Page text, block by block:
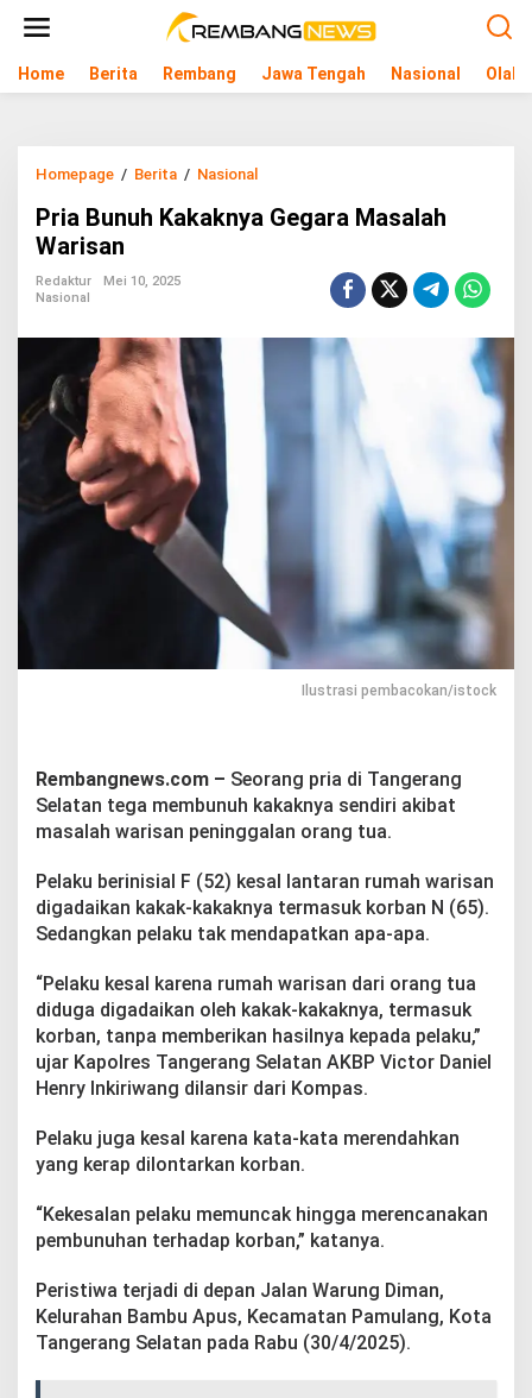
t
Home Berita Rembang Jawa Tengah Nasional
Homepage / Berita / Nasional
i
h
k
a
e
a
a
M
a
W
a
i
s
n
Pria Bunuh Kakaknya Gegara Masalah
Warisan
Redaktur
Mei 10, 2025
Nasional
Ilustrasi pembacokan/istock
Rembangnews.com – Seorang pria di Tangerang
Selatan tega membunuh kakaknya sendiri akibat
masalah warisan peninggalan orang tua.
Pelaku berinisial F (52) kesal lantaran rumah warisan
digadaikan kakak-kakaknya termasuk korban N (65).
Sedangkan pelaku tak mendapatkan apa-apa.
“Pelaku kesal karena rumah warisan dari orang tua
diduga digadaikan oleh kakak-kakaknya, termasuk
korban, tanpa memberikan hasilnya kepada pelaku,”
ujar Kapolres Tangerang Selatan AKBP Victor Daniel
Henry Inkiriwang dilansir dari Kompas.
Pelaku juga kesal karena kata-kata merendahkan
yang kerap dilontarkan korban.
“Kekesalan pelaku memuncak hingga merencanakan
pembunuhan terhadap korban,” katanya.
Peristiwa terjadi di depan Jalan Warung Diman,
Kelurahan Bambu Apus, Kecamatan Pamulang, Kota
Tangerang Selatan pada Rabu (30/4/2025).